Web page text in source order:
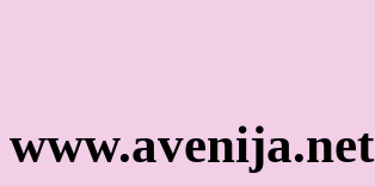
www.avenija.net